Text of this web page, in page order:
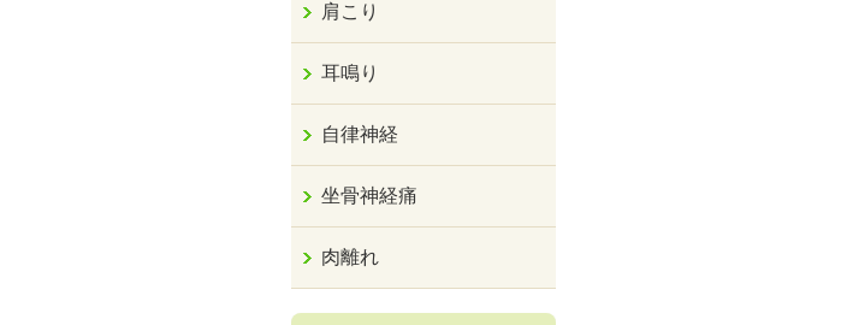
肩こり
耳鳴り
自律神経
坐骨神経痛
肉離れ